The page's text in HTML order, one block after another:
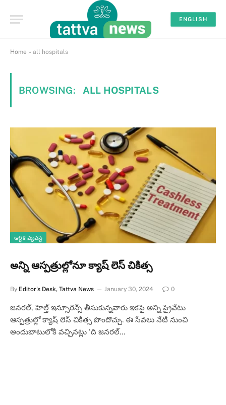
ENGLISH
Home » all hospitals
BROWSING: ALL HOSPITALS
ఆర్థిక వ్యవస్థ
అన్ని ఆస్పత్రుల్లోనూ క్యాష్ లెస్ చికిత్స
By Editor's Desk, Tattva News January 30, 2024 0
జనరల్, హెల్త్ ఇన్సూరెన్స్ తీసుకున్నవారు ఇకపై అన్ని ప్రైవేటు
ఆస్పత్రుల్లో క్యాష్ లెస్ చికిత్స పొందొచ్చు. ఈ సేవలు నేటి నుంచి
అందుబాటులోకి వచ్చినట్లు ‘ది జనరల్…